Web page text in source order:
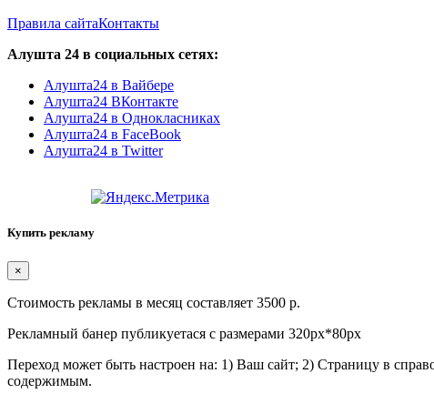
Правила сайтаКонтакты
Алушта 24 в социальных сетях:
Алушта24 в Вайбере
Алушта24 ВКонтакте
Алушта24 в Однокласниках
Алушта24 в FaceBook
Алушта24 в Twitter
Купить рекламу
×
Стоимость рекламы в месяц составляет 3500 р.
Рекламный банер публикуетася с размерами 320px*80px
Переход может быть настроен на: 1) Ваш сайт; 2) Страницу в
содержимым.